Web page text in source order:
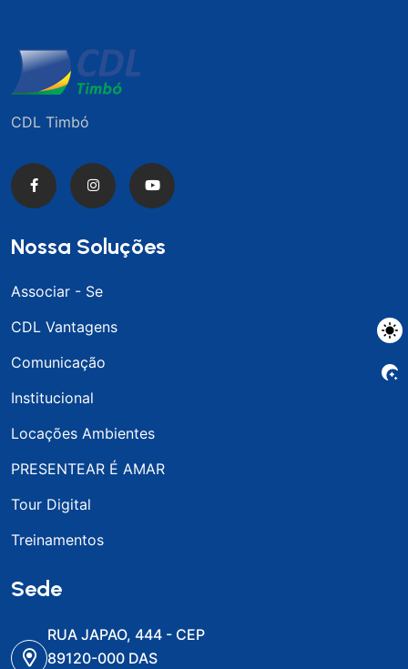
CDL Timbó
Nossa Soluções
Associar - Se
CDL Vantagens
Comunicação
Institucional
Locações Ambientes
PRESENTEAR É AMAR
Tour Digital
Treinamentos
Sede
RUA JAPAO, 444 - CEP
89120-000 DAS